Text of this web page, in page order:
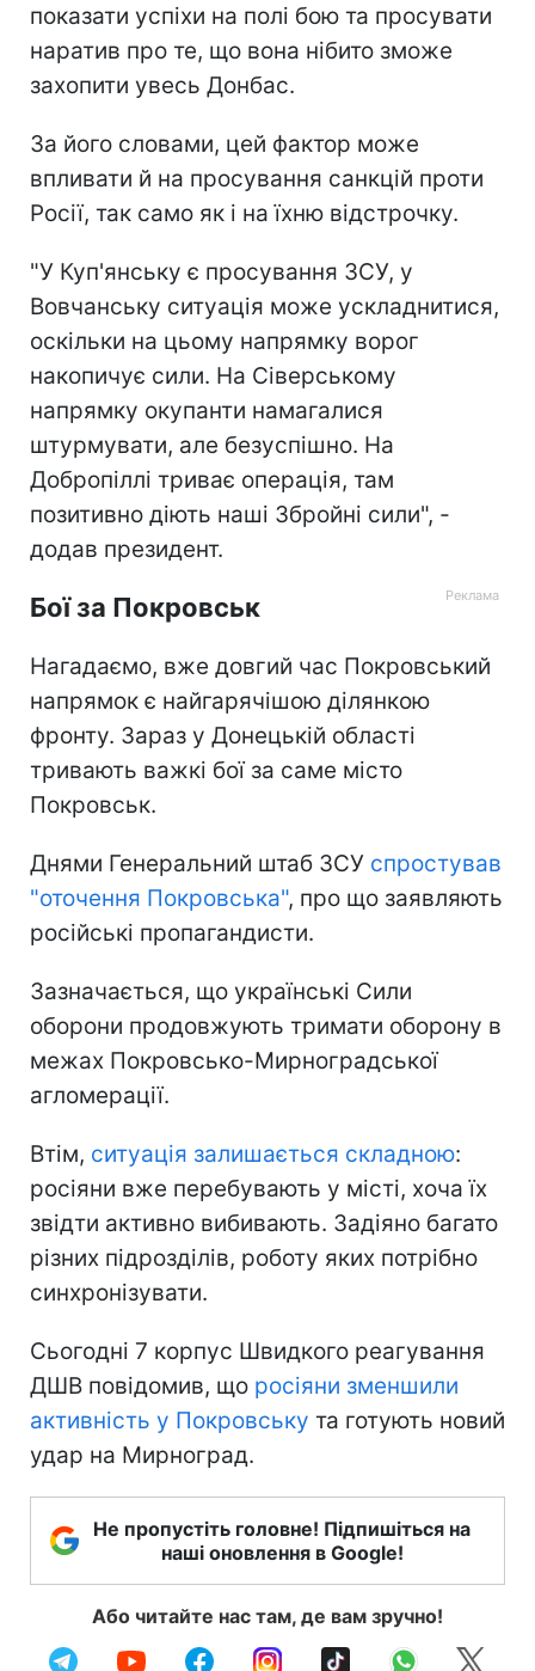
показати успіхи на полі бою та просувати
наратив про те, що вона нібито зможе
захопити увесь Донбас.
За його словами, цей фактор може
впливати й на просування санкцій проти
Росії, так само як і на їхню відстрочку.
"У Куп'янську є просування ЗСУ, у
Вовчанську ситуація може ускладнитися,
оскільки на цьому напрямку ворог
накопичує сили. На Сіверському
напрямку окупанти намагалися
штурмувати, але безуспішно. На
Добропіллі триває операція, там
позитивно діють наші Збройні сили", -
додав президент.
Бої за Покровськ
Нагадаємо, вже довгий час Покровський
напрямок є найгарячішою ділянкою
фронту. Зараз у Донецькій області
тривають важкі бої за саме місто
Покровськ.
Днями Генеральний штаб ЗСУ спростував
"оточення Покровська", про що заявляють
російські пропагандисти.
Зазначається, що українські Сили
оборони продовжують тримати оборону в
межах Покровсько-Мирноградської
агломерації.
Втім, ситуація залишається складною:
росіяни вже перебувають у місті, хоча їх
звідти активно вибивають. Задіяно багато
різних підрозділів, роботу яких потрібно
синхронізувати.
Сьогодні 7 корпус Швидкого реагування
ДШВ повідомив, що росіяни зменшили
активність у Покровську та готують новий
удар на Мирноград.
Не пропустіть головне! Підпишіться на
наші оновлення в Google!
Або читайте нас там, де вам зручно!